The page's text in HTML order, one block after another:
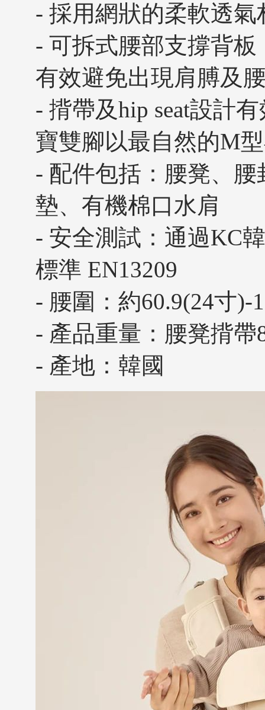
- 採用網狀的柔軟透
- 可拆式腰部支撐背
有效避免出現肩膊及
- 揹帶及hip seat設計
寶雙腳以最自然的M
- 配件包括：腰凳、
墊、有機棉口水肩
- 安全測試：通過KC
標準 EN13209
- 腰圍：約60.9(24寸)-
- 產品重量：腰凳揹帶
- 產地：韓國